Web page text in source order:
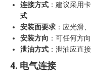
连接方式 ：建议采用
式
安装面要求 ：应光滑
安装方向 ：可任何方
泄油方式 ：泄油应直
4. 电气连接